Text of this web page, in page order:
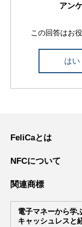
アン
この回答はお
はい
FeliCaとは
NFCについて
関連商標
電子マネーから学
キャッシュレスと